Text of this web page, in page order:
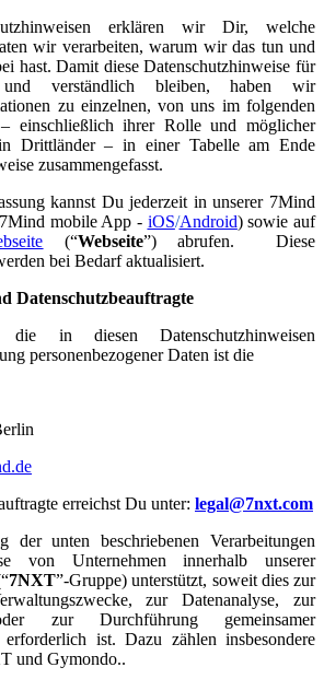
erklären wir Dir, welche
wir verarbeiten, warum wir das tun und
hast. Damit diese Datenschutzhinweise für
verständlich bleiben, haben wir
zu einzelnen, von uns im folgenden
einschließlich ihrer Rolle und möglicher
in Drittländer – in einer Tabelle am Ende
zusammengefasst.
kannst Du jederzeit in unserer 7Mind
mobile App - iOS/Android) sowie auf
(“Webseite”) abrufen. Diese
bei Bedarf aktualisiert.
Datenschutzbeauftragte
die in diesen Datenschutzhinweisen
personenbezogener Daten ist die
erreichst Du unter: legal@7nxt.com
der unten beschriebenen Verarbeitungen
von Unternehmen innerhalb unserer
7NXT”-Gruppe) unterstützt, soweit dies zur
zur Datenanalyse, zur
zur Durchführung gemeinsamer
erforderlich ist. Dazu zählen insbesondere
und Gymondo..